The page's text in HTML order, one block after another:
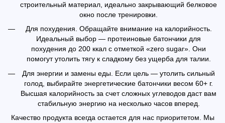
строительный материал, идеально закрывающий белковое
окно после тренировки.
Для похудения. Обращайте внимание на калорийность.
Идеальный выбор — протеиновые батончики для
похудения до 200 ккал с отметкой «zero sugar». Они
помогут утолить тягу к сладкому без ущерба для талии.
Для энергии и замены еды. Если цель — утолить сильный
голод, выбирайте энергетические батончики весом 60+ г.
Высшая калорийность за счет сложных углеводов даст вам
стабильную энергию на несколько часов вперед.
Качество продукта всегда остается для нас приоритетом. Мы